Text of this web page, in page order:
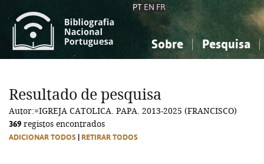
PT EN FR
Sobre Pesquisa
Ciências sociais...
Arte, desporto...
Ciências sociais...
Arte, desporto...
Resultado de pesquisa
Autor:=IGREJA CATOLICA. PAPA. 2013-2025 (FRANCISCO)
369 registos encontrados
ADICIONAR TODOS RETIRAR TODOS